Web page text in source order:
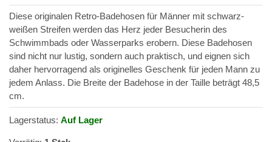
Diese originalen Retro-Badehosen für Männer mit schwarz-
weißen Streifen werden das Herz jeder Besucherin des
Schwimmbads oder Wasserparks erobern. Diese Badehosen
sind nicht nur lustig, sondern auch praktisch, und eignen sich
daher hervorragend als originelles Geschenk für jeden Mann zu
jedem Anlass. Die Breite der Badehose in der Taille beträgt 48,5
cm.
Lagerstatus: Auf Lager